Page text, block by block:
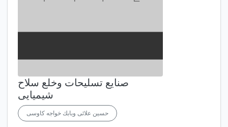
صنايع تسليحات وخلع سلاح
شيميايى
حسين علائى وبابك خواجه كاوسى